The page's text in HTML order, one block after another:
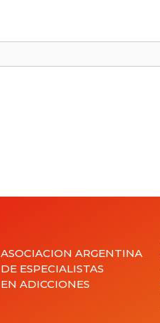
ASOCIACION ARGENTINA
DE ESPECIALISTAS
EN ADICCIONES